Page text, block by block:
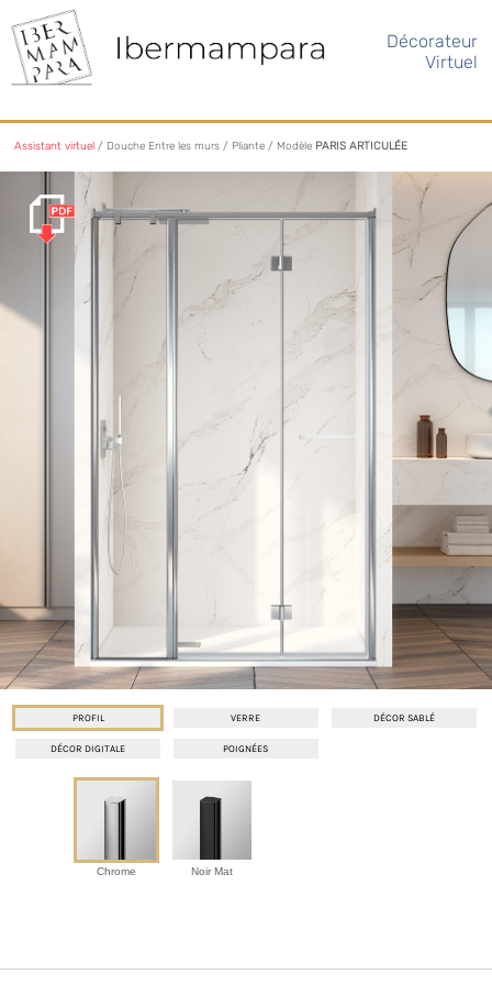
Décorateur
Virtuel
Assistant virtuel / Douche Entre les murs / Pliante / Modèle PARIS ARTICULÉE
PROFIL VERRE DÉCOR SABLÉ
DÉCOR DIGITALE POIGNÉES
Chrome Noir Mat